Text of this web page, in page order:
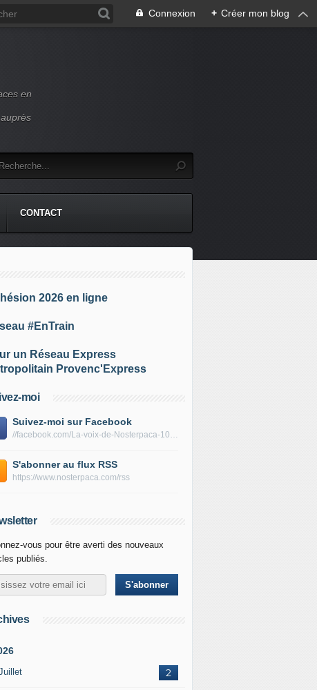
Connexion + Créer mon blog
en
CONTACT
2026 en ligne
#EnTrain
un Réseau Express
Provenc'Express
moi
Suivez-moi sur Facebook
//facebook.com/La-voix-de-Nosterpaca-106434384284735
S'abonner au flux RSS
https://www.nosterpaca.com/rss
vous pour être averti des nouveaux
publiés.
2